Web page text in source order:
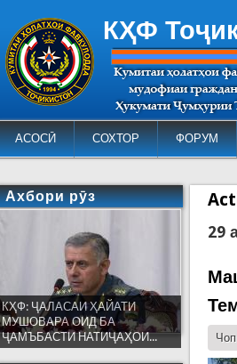
КҲФ
АСОСӢ СОХТОР ФОРУМ
29
Ахбори рӯз
КҲФ: ҶАЛАСАИ ҲАЙАТИ
МУШОВАРА ОИД БА
ҶАМЪБАСТИ НАТИҶАҲОИ...